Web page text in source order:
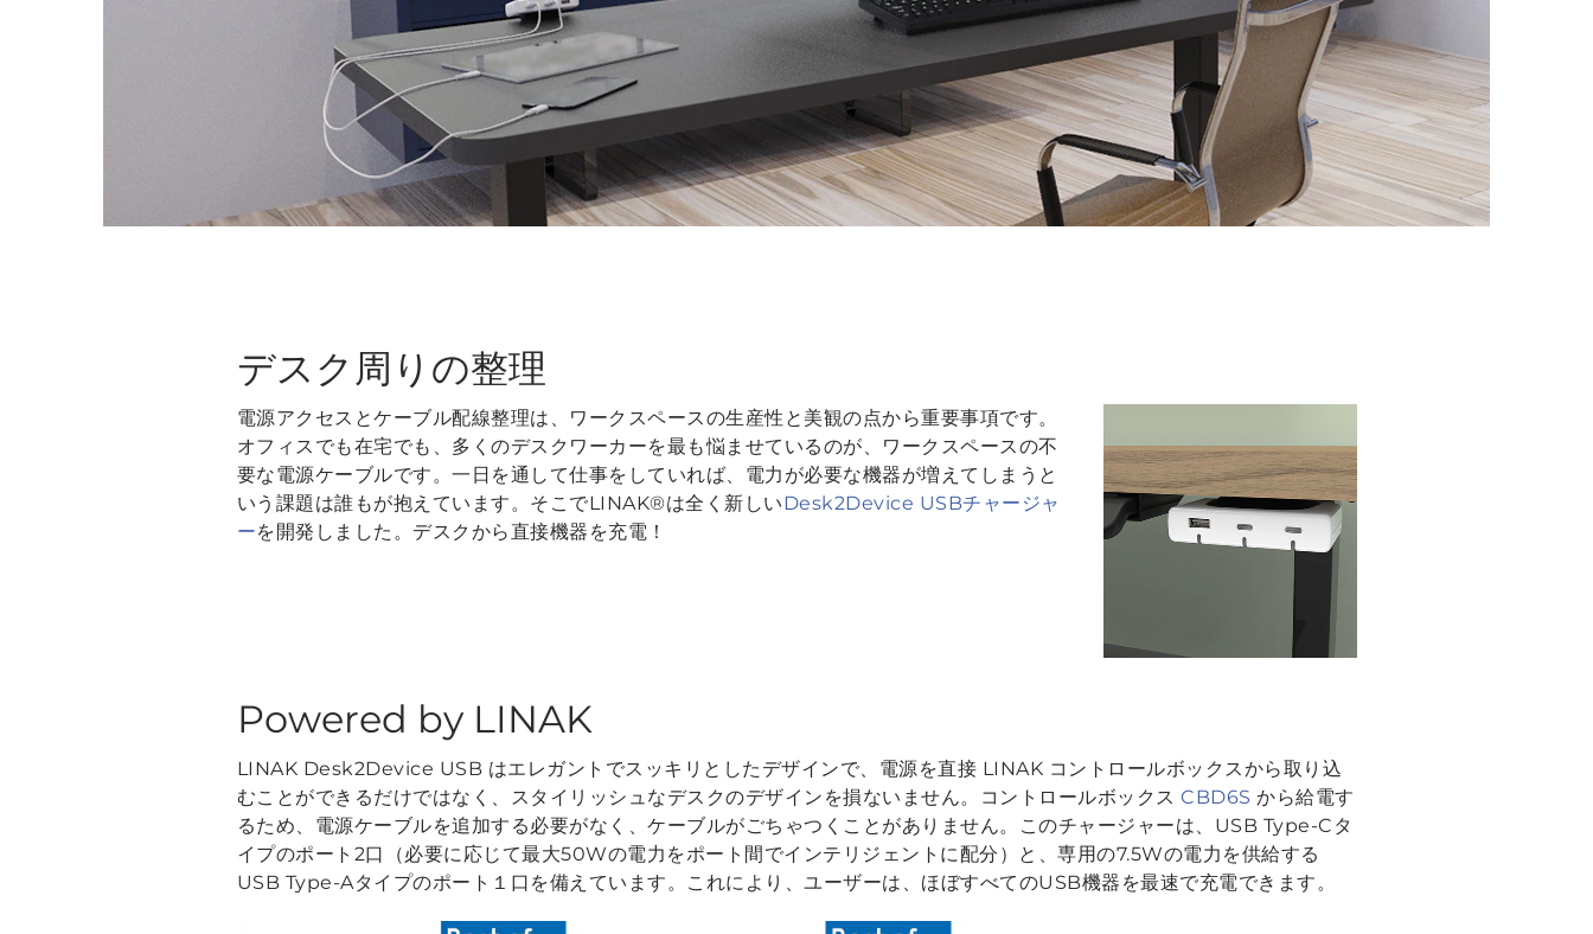
デスク周りの整理
電源アクセスとケーブル配線整理は、ワークスペースの生産性と美観の点から重要事項です。
オフィスでも在宅でも、多くのデスクワーカーを最も悩ませているのが、ワークスペースの不
要な電源ケーブルです。一日を通して仕事をしていれば、電力が必要な機器が増えてしまうと
いう課題は誰もが抱えています。そこでLINAK®は全く新しいDesk2Device USBチャージャ
ーを開発しました。デスクから直接機器を充電！
Powered by LINAK
LINAK Desk2Device USB はエレガントでスッキリとしたデザインで、電源を直接 LINAK コントロールボックスから取り込
むことができるだけではなく、スタイリッシュなデスクのデザインを損ないません。コントロールボックス CBD6S から給電す
るため、電源ケーブルを追加する必要がなく、ケーブルがごちゃつくことがありません。このチャージャーは、USB Type-Cタ
イプのポート2口（必要に応じて最大50Wの電力をポート間でインテリジェントに配分）と、専用の7.5Wの電力を供給する
USB Type-Aタイプのポート１口を備えています。これにより、ユーザーは、ほぼすべてのUSB機器を最速で充電できます。